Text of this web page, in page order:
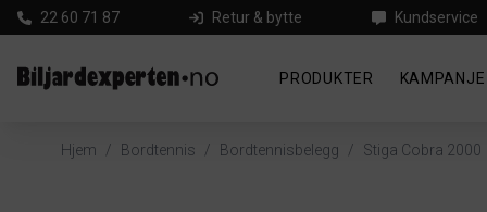
22 60 71 87 Retur & bytte Kundservice
PRODUKTER KAMPANJE
Hjem / Bordtennis / Bordtennisbelegg / Stiga Cobra 2000